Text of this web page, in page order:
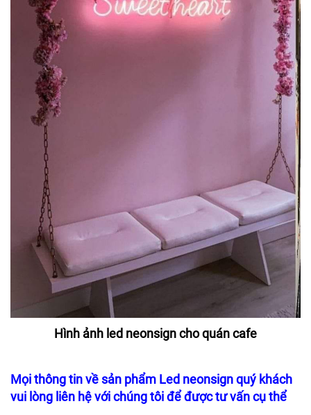
Hình ảnh led neonsign cho quán cafe
Mọi thông tin về sản phẩm Led neonsign quý khách
vui lòng liên hệ với chúng tôi để được tư vấn cụ thể